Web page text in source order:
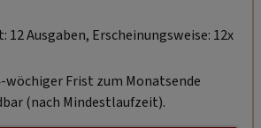
12 Ausgaben, Erscheinungsweise: 12x
Frist zum Monatsende
(nach Mindestlaufzeit).